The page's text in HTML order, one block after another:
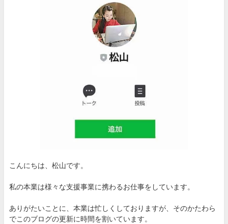
こんにちは、松山です。
私の本業は様々な支援事業に携わるお仕事をしています。
ありがたいことに、本業は忙しくしておりますが、そのかたわら
でこのブログの更新に時間を割いています。